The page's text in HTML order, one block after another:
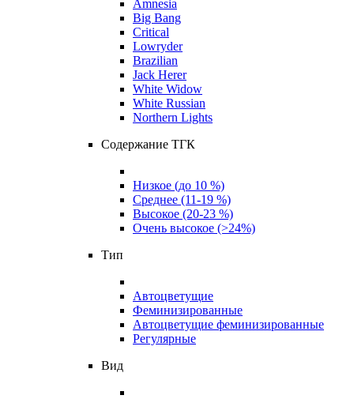
Amnesia
Big Bang
Critical
Lowryder
Brazilian
Jack Herer
White Widow
White Russian
Northern Lights
Содержание ТГК
Низкое (до 10 %)
Среднее (11-19 %)
Высокое (20-23 %)
Очень высокое (>24%)
Тип
Автоцветущие
Феминизированные
Автоцветущие феминизированные
Регулярные
Вид